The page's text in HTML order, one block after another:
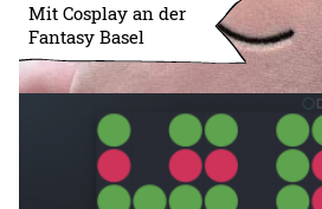
Mit Cosplay an der
Fantasy Basel